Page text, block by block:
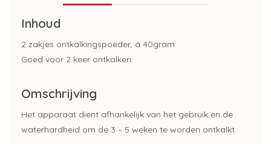
Inhoud
2 zakjes ontkalkingspoeder, á 40gram
Goed voor 2 keer ontkalken.
Omschrijving
Het apparaat dient afhankelijk van het gebruik en de
waterhardheid om de 3 – 5 weken te worden ontkalkt.